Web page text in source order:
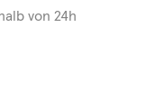
von 24h